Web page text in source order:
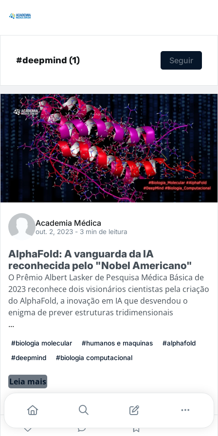
#deepmind (1) Seguir
Academia Médica
out. 2, 2023 - 3 min de leitura
AlphaFold: A vanguarda da IA
reconhecida pelo "Nobel Americano"
O Prêmio Albert Lasker de Pesquisa Médica Básica de
2023 reconhece dois visionários cientistas pela criação
do AlphaFold, a inovação em IA que desvendou o
enigma de prever estruturas tridimensionais
...
#biologia molecular #humanos e maquinas
#alphafold
#deepmind
#biologia computacional
Leia mais